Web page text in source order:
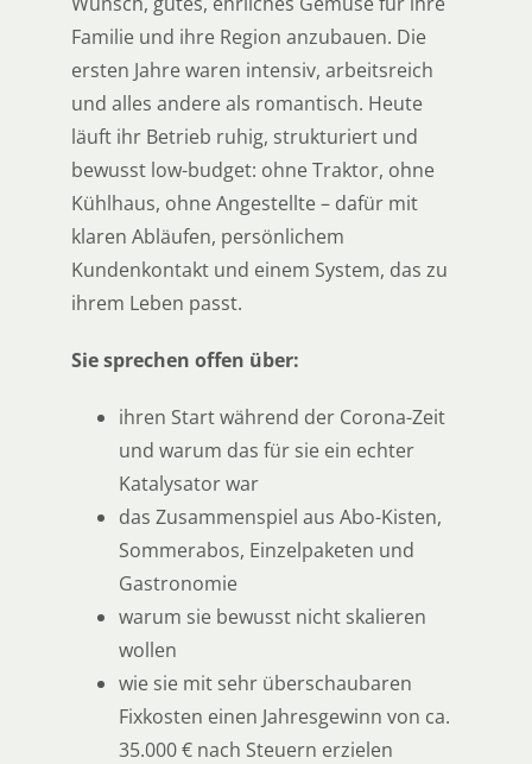
Familie und ihre Region anzubauen. Die
ersten Jahre waren intensiv, arbeitsreich
und alles andere als romantisch. Heute
läuft ihr Betrieb ruhig, strukturiert und
bewusst low-budget: ohne Traktor, ohne
Kühlhaus, ohne Angestellte – dafür mit
klaren Abläufen, persönlichem
Kundenkontakt und einem System, das zu
ihrem Leben passt.
Sie sprechen offen über:
ihren Start während der Corona-Zeit
und warum das für sie ein echter
Katalysator war
das Zusammenspiel aus Abo-Kisten,
Sommerabos, Einzelpaketen und
Gastronomie
warum sie bewusst nicht skalieren
wollen
wie sie mit sehr überschaubaren
Fixkosten einen Jahresgewinn von ca.
35.000 € nach Steuern erzielen